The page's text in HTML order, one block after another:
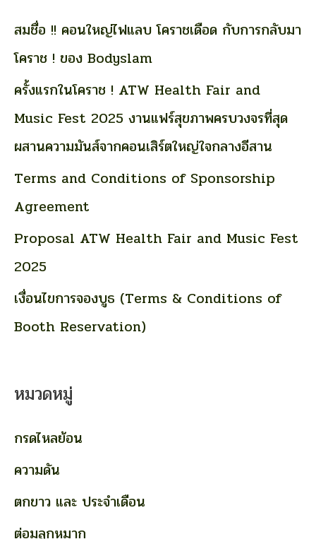
c
h
f
o
r
:
สมชื่อ !! คอนใหญ่ไฟแลบ โคราชเดือด กับการกลับมา
โคราช ! ของ Bodyslam
ครั้งแรกในโคราช ! ATW Health Fair and
Music Fest 2025 งานแฟร์สุขภาพครบวงจรที่สุด
ผสานความมันส์จากคอนเสิร์ตใหญ่ใจกลางอีสาน
Terms and Conditions of Sponsorship
Agreement
Proposal ATW Health Fair and Music Fest
2025
เงื่อนไขการจองบูธ (Terms & Conditions of
Booth Reservation)
หมวดหมู่
กรดไหลย้อน
ความดัน
ตกขาว และ ประจำเดือน
ต่อมลูกหมาก